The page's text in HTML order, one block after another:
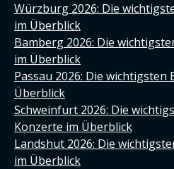
Würzburg 2026: Die
im Überblick
Bamberg 2026: Die
im Überblick
Passau 2026: Die wichtigsten
Überblick
Schweinfurt 2026: Die
Konzerte im Überblick
Landshut 2026: Die
im Überblick